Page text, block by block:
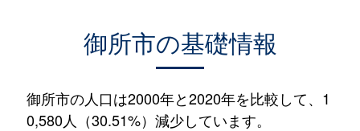
御所市の基礎情報
御所市の人口は2000年と2020年を比較して、1
0,580人（30.51%）減少しています。